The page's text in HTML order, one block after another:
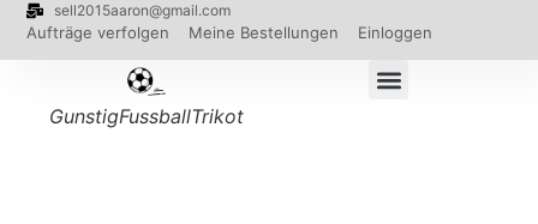
sell2015aaron@gmail.com
Aufträge verfolgen Meine Bestellungen Einloggen
GunstigFussballTrikot